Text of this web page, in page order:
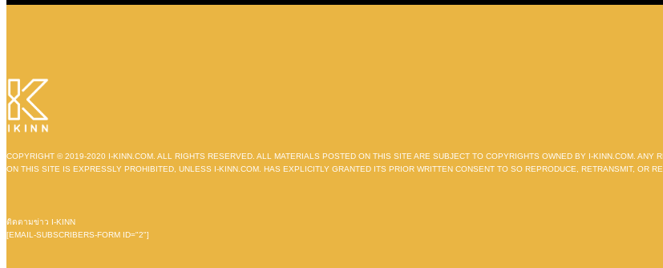
COPYRIGHT © 2019-2020 I-KINN.COM. ALL RIGHTS RESERVED. ALL MATERIALS POSTED ON THIS SITE ARE SUBJECT TO COPYRIGHTS OWNED BY I-KINN.COM. ANY
ON THIS SITE IS EXPRESSLY PROHIBITED, UNLESS I-KINN.COM. HAS EXPLICITLY GRANTED ITS PRIOR WRITTEN CONSENT TO SO REPRODUCE, RETRANSMIT, OR
ติดตามข่าว I-KINN
[EMAIL-SUBSCRIBERS-FORM ID="2"]